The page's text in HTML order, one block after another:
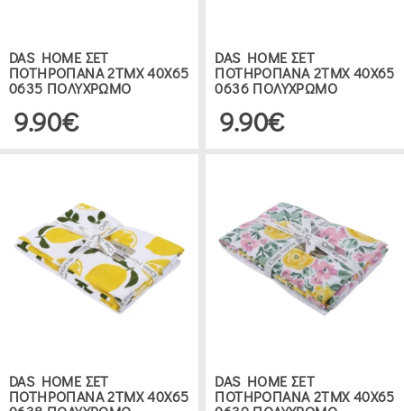
DAS HOME ΣΕΤ
ΠΟΤΗΡΟΠΑΝΑ 2ΤΜΧ 40Χ65
0635 ΠΟΛΥΧΡΩΜΟ
9.90€
DAS HOME ΣΕΤ
ΠΟΤΗΡΟΠΑΝΑ 2ΤΜΧ 40Χ65
0636 ΠΟΛΥΧΡΩΜΟ
9.90€
DAS HOME ΣΕΤ
ΠΟΤΗΡΟΠΑΝΑ 2ΤΜΧ 40Χ65
DAS HOME ΣΕΤ
ΠΟΤΗΡΟΠΑΝΑ 2ΤΜΧ 40Χ65